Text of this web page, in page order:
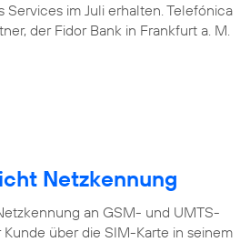
im Juli erhalten. Telefónica
der Fidor Bank in Frankfurt a. M.
Netzkennung
an GSM- und UMTS-
über die SIM-Karte in seinem